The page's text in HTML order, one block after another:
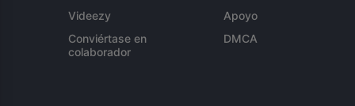
Videezy
Conviértase en
colaborador
Apoyo
DMCA